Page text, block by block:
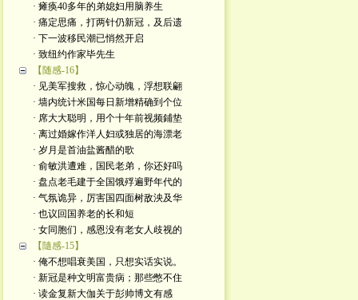
· 瘫痪40多年的弟媳妇用脑养生
· 痛定思痛，打两针仍新冠，及后遗
· 下一波移民潮已悄然开启
· 致纽约作家毕先生
【随感-16】
· 见美军搜救，惊心动魄，浮想联翩
· 墙内统计米国每日新增精确到个位
· 席大大聪明，用个十年前视频鋪垫
· 离过婚嫁作洋人妇或独居的海漂老
· 岁月是首油盐酱醋的歌
· 俞敏洪遭难，国民老弟，你还好吗
· 盘点老毛建于全国饿殍遍野年代的
· 气氛诡异，厉害国四面树敌泱及华
· 也议回国养老的长和短
· 女同胞们，感恩没有老女人歧视的
【隨感-15】
· 俺不想唱衰美国，只想实话实说。
· 新冠是种文明富贵病；那些憋不住
· 读金复新大伽关于彭帅博文有感